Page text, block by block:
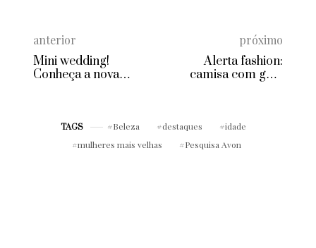
anterior
Mini wedding!
Conheça a nova
próximo
Alerta fashion:
camisa com gola
TAGS Beleza destaques
idade
mulheres mais velhas
Pesquisa Avon